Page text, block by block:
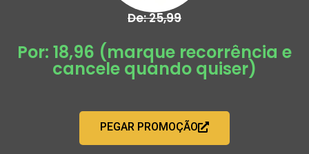
De: 25,99
Por: 18,96 (marque recorrência e
cancele quando quiser)
PEGAR PROMOÇÃO